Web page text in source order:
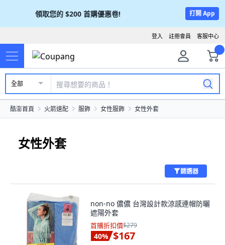
領取您的 $200 首購優惠卷! 打開 App
客服中心
註冊會員
登入
全部
酷澎首頁 火箭速配 服飾 女性服飾 女性外套
女性外套
篩選器
non-no 儂儂 台灣設計款涼感連帽防曬
遮陽外套
首購折扣價$279
40% $167